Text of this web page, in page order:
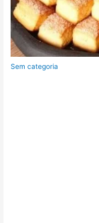
Sem categoria